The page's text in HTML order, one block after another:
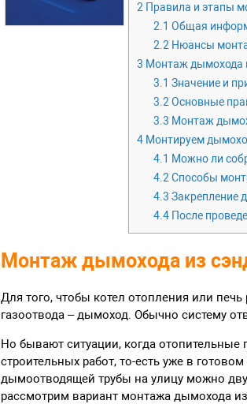
2 Правила и этапы
2.1 Общая
2.2 Нюансы
3 Монтаж дымохода
3.1 Значение и
3.2 Основные
3.3 Монтаж
4 Монтируем
4.1 Можно ли
4.2 Способы
4.3 Закрепление
4.4 После
Монтаж дымохода из
Для того, чтобы котел отопления или
газоотвода – дымоход. Обычно систему
Но бывают ситуации, когда
строительных работ, то-есть уже в
дымоотводящей трубы на улицу можно
рассмотрим вариант монтажа дымохода из